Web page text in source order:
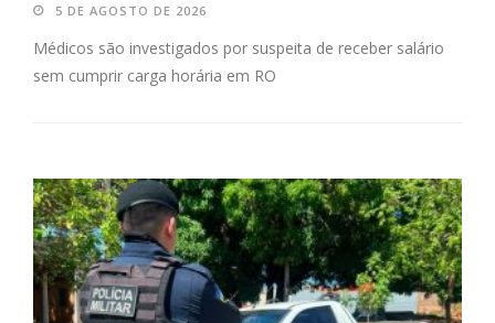
5 DE AGOSTO DE 2026
Médicos são investigados por suspeita de receber salário
sem cumprir carga horária em RO